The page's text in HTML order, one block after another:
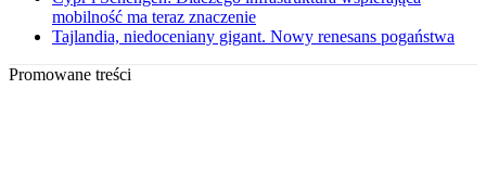
mobilność ma teraz znaczenie
Tajlandia, niedoceniany gigant. Nowy renesans pogaństwa
Promowane treści